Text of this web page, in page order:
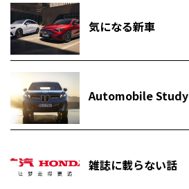
気になる新車
Automobile Study
雑誌に載らない話